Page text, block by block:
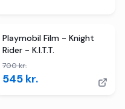
TILBUD
2butikker
Playmobil Film - Knight
Rider - K.I.T.T.
700kr.
545 kr.